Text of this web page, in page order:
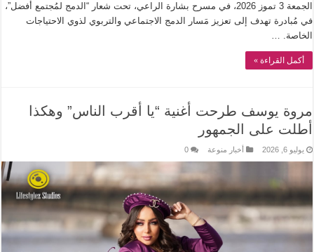
الجمعة 3 تموز 2026، في مسرح بشارة الراعي، تحت شعار “الدمج لمُجتمع أفضل”،
في مُبادرة تهدف إلى تعزيز مَسار الدمج الاجتماعي والتربوي لذوي الاحتياجات
الخاصة. …
أكمل القراءة »
مروة يوسف طرحت أغنية “يا أقرب الناس” وهكذا
أطلت على الجمهور
يوليو 6, 2026 أخبار منوعة 0